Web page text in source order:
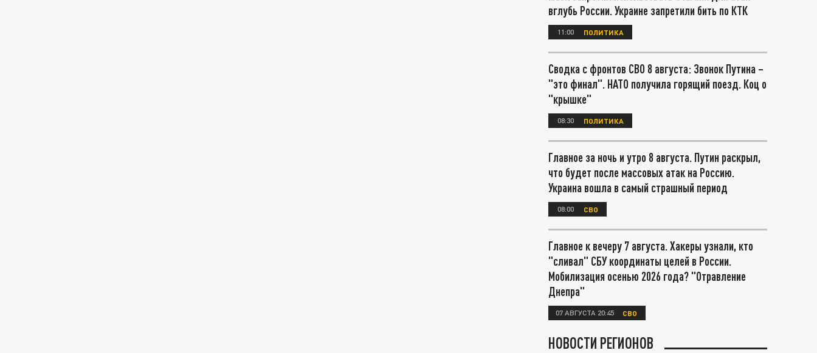
вглубь России. Украине запретили бить по КТК
11:00 ПОЛИТИКА
Сводка с фронтов СВО 8 августа: Звонок Путина –
"это финал". НАТО получила горящий поезд. Коц о
"крышке"
08:30 ПОЛИТИКА
Главное за ночь и утро 8 августа. Путин раскрыл,
что будет после массовых атак на Россию.
Украина вошла в самый страшный период
08:00 СВО
Главное к вечеру 7 августа. Хакеры узнали, кто
"сливал" СБУ координаты целей в России.
Мобилизация осенью 2026 года? "Отравление
Днепра"
07 АВГУСТА 20:45 СВО
НОВОСТИ РЕГИОНОВ